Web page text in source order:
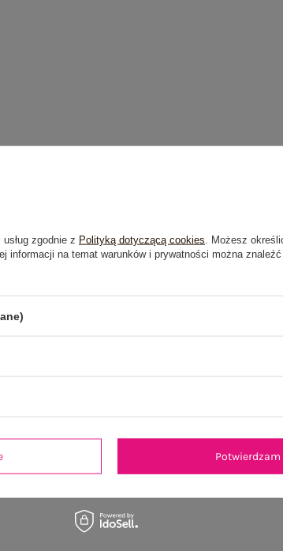
zgodnie z Polityką dotyczącą cookies . Możesz
informacji na temat warunków i prywatności można